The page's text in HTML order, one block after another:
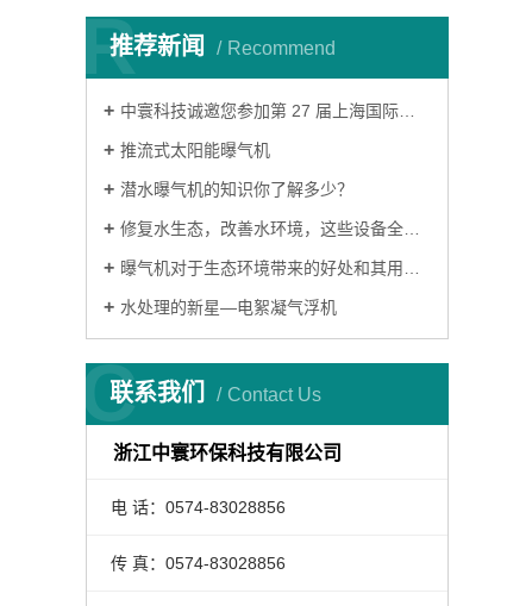
推荐新闻 Recommend
R
‌中寰科技诚邀您参加第 27 届上海国际环博会‌
推流式太阳能曝气机
潜水曝气机的知识你了解多少？
修复水生态，改善水环境，这些设备全搞定
曝气机对于生态环境带来的好处和其用途有哪些？
水处理的新星—电絮凝气浮机
联系我们 Contact Us
C
浙江中寰环保科技有限公司
电 话：0574-83028856
传 真：0574-83028856